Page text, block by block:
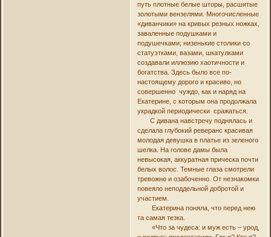
путь плотные белые шторы, расшитые
золотыми вензелями. Многочисленные
«диванчики» на кривых резных ножках,
заваленные подушками и
подушечками; низенькие столики со
статуэтками, вазами, шкатулками
создавали иллюзию хаотичности и
богатства. Здесь было все по-
настоящему дорого и красиво, но
совершенно чуждо, как и наряд на
Екатерине, с которым она продолжала
украдкой периодически сражаться.
С дивана навстречу поднялась и
сделала глубокий реверанс красивая
молодая девушка в платье из зеленого
шелка. На голове дамы была
невысокая, аккуратная прическа почти
белых волос. Темные глаза смотрели
тревожно и озабоченно. От незнакомки
повеяло неподдельной добротой и
участием.
Екатерина поняла, что перед нею
та самая тезка.
«Что за чудеса: и муж есть – урод,